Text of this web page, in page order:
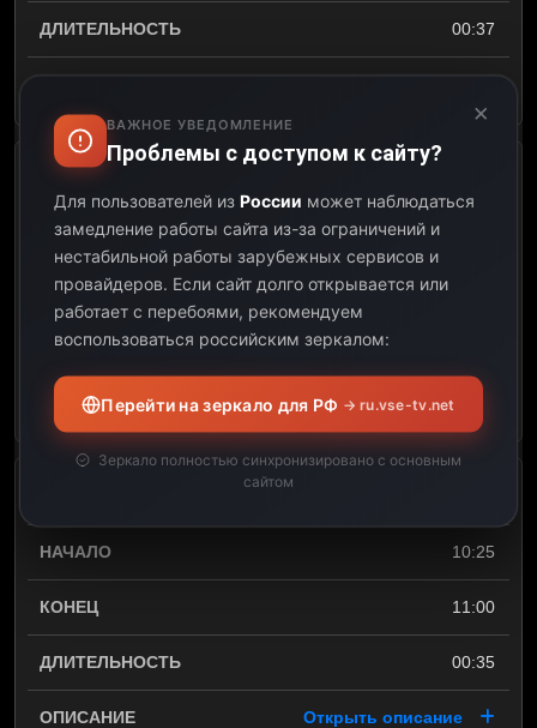
00:37
Открыть описание
10:25
11:00
00:35
Открыть описание
×
ВАЖНОЕ УВЕДОМЛЕНИЕ
Проблемы с доступом к сайту?
Для пользователей из России может наблюдаться
замедление работы сайта из-за ограничений и
нестабильной работы зарубежных сервисов и
провайдеров. Если сайт долго открывается или
работает с перебоями, рекомендуем
воспользоваться российским зеркалом:
Перейти на зеркало для РФ → ru.vse-tv.net
Зеркало полностью синхронизировано с основным
сайтом